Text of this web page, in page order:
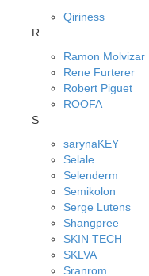
Qiriness
R
Ramon Molvizar
Rene Furterer
Robert Piguet
ROOFA
S
sarynaKEY
Selale
Selenderm
Semikolon
Serge Lutens
Shangpree
SKIN TECH
SKLVA
Sranrom